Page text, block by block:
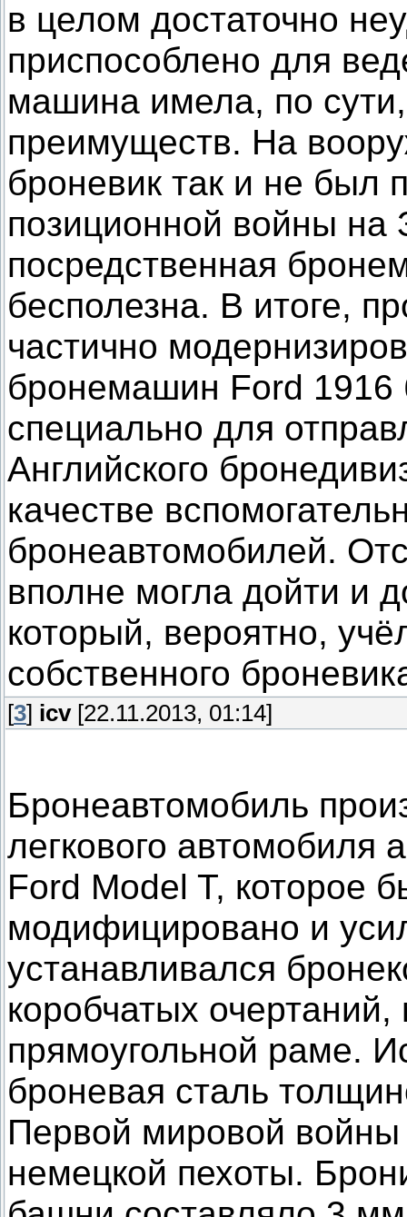
в целом достаточно
приспособлено для
машина имела, по
преимуществ. На
броневик так и не был
позиционной войны на
посредственная
бесполезна. В итоге,
частично
бронемашин Ford 1916
специально для
Английского
качестве
бронеавтомобилей.
вполне могла дойти и
который, вероятно,
собственного
[3] icv[22.11.2013, 01:14]
Бронеавтомобиль
легкового автомобиля
Ford Model T, которое
модифицировано и
устанавливался
коробчатых
прямоугольной раме.
броневая сталь
Первой мировой
немецкой пехоты.